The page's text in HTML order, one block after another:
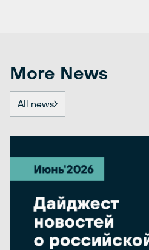
More News
All news